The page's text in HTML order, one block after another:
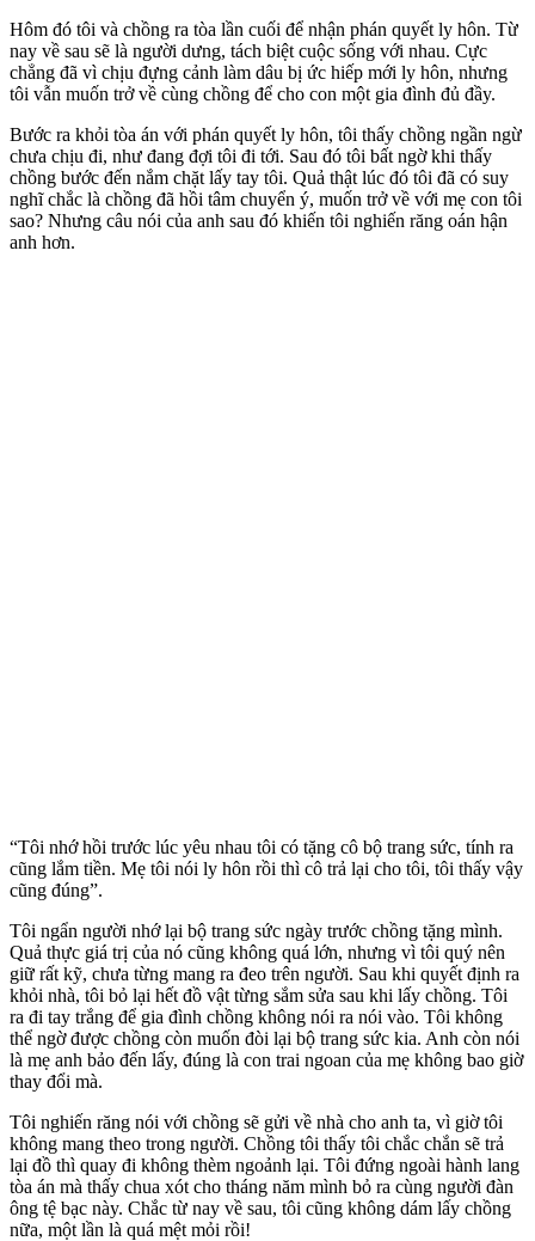
Hôm đó tôi và chồng ra tòa lần cuối để nhận phán quyết ly hôn. Từ
nay về sau sẽ là người dưng, tách biệt cuộc sống với nhau. Cực
chẳng đã vì chịu đựng cảnh làm dâu bị ức hiế‌p mới ly hôn, nhưng
tôi vẫn muốn trở về cùng chồng để cho con một gia đình đủ đầy.
Bước ra khỏi tòa án với phán quyết ly hôn, tôi thấy chồng ngần ngừ
chưa chịu đi, như đang đợi tôi đi tới. Sau đó tôi bất ngờ khi thấy
chồng bước đến nắm chặt lấy tay tôi. Quả thật lúc đó tôi đã có suy
nghĩ chắc là chồng đã hồi tâm chuyển ý, muốn trở về với mẹ con tôi
sao? Nhưng câu nói của anh sau đó khiến tôi nghiến răng oán hận
anh hơn.
“Tôi nhớ hồi trước lúc yêu nhau tôi có tặng cô bộ trang sức, tính ra
cũng lắm tiền. Mẹ tôi nói ly hôn rồi thì cô trả lại cho tôi, tôi thấy vậy
cũng đúng”.
Tôi ngẩn người nhớ lại bộ trang sức ngày trước chồng tặng mình.
Quả thực giá trị của nó cũng không quá lớn, nhưng vì tôi quý nên
giữ rất kỹ, chưa từng mang ra đeo trên người. Sau khi quyết định ra
khỏi nhà, tôi bỏ lại hết đồ vật từng sắm sửa sau khi lấy chồng. Tôi
ra đi tay trắng để gia đình chồng không nói ra nói vào. Tôi không
thể ngờ được chồng còn muốn đòi lại bộ trang sức kia. Anh còn nói
là mẹ anh bảo đến lấy, đúng là con trai ngoan của mẹ không bao giờ
thay đổi mà.
Tôi nghiến răng nói với chồng sẽ gửi về nhà cho anh ta, vì giờ tôi
không mang theo trong người. Chồng tôi thấy tôi chắc chắn sẽ trả
lại đồ thì quay đi không thèm ngoảnh lại. Tôi đứng ngoài hành lang
tòa án mà thấy chua xót cho tháng năm mình bỏ ra cùng người đàn
ông tệ bạc này. Chắc từ nay về sau, tôi cũng không dám lấy chồng
nữa, một lần là quá mệt mỏi rồi!